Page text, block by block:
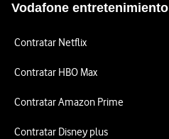
Vodafone entretenimiento
Contratar Netflix
Contratar HBO Max
Contratar Amazon Prime
Contratar Disney plus